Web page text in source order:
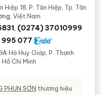
Hiệp 18, P. Tân Hiệp, Tp. Tân
, Việt Nam
, (0274) 37010999
077
Hà Huy Giáp, P. Thạnh
Hồ Chí Minh
PHUN SƠN thương hiệu